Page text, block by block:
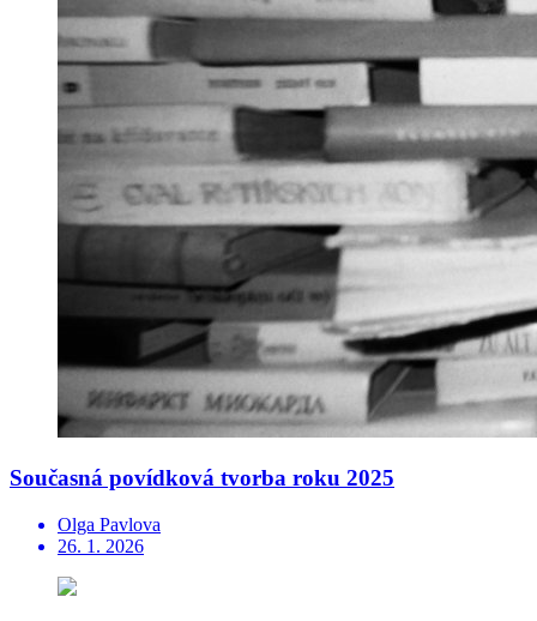
Současná povídková tvorba roku 2025
Olga Pavlova
26. 1. 2026